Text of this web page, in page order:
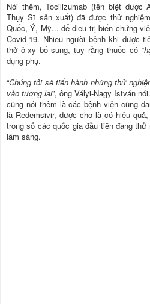
Nói thêm, Tocilizumab (tên biệt dược
Thụy Sĩ sản xuất) đã được thử
Quốc, Ý, Mỹ... để điều trị biến chứng
Covid-19. Nhiều người bệnh khi được
thở ô-xy bổ sung, tuy rằng thuốc có “
dụng phụ.
“Chúng tôi sẽ tiến hành những thử
vào tương lai”, ông Vályi-Nagy István
cũng nói thêm là các bệnh viện cũng
là Redemsivir, được cho là có hiệu
trong số các quốc gia đầu tiên đang
lâm sàng.